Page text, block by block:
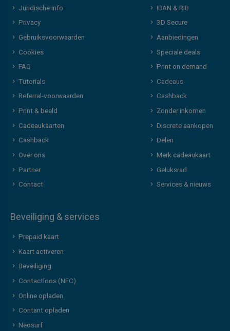
Juridische info
Privacy
Gebruiksvoorwaarden
Cookies
FAQ
Tutorials
Referral-voorwaarden
Print & beeld
Cadeaukaarten
Cashback
Over ons
Partner
Contact
IBAN & RIB
3D Secure
Aanbiedingen
Speciale deals
Print on demand
Cadeaus
Cashback
Zonder inkomen
Discrete aankopen
Delen
Merk cadeaukaart
Geluksrad
Services & nieuws
Beveiliging & services
Prepaid kaart
Kaart activeren
Beveiliging
Contactloos (NFC)
Online opladen
Contant opladen
Neosurf